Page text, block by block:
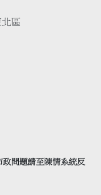
區
問題請至陳情系統反